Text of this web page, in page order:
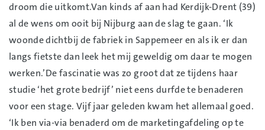
droom die uitkomt.Van kinds af aan had Kerdijk-Drent (39)
al de wens om ooit bij Nijburg aan de slag te gaan. ‘Ik
woonde dichtbij de fabriek in Sappemeer en als ik er dan
langs fietste dan leek het mij geweldig om daar te mogen
werken.’De fascinatie was zo groot dat ze tijdens haar
studie ‘het grote bedrijf’ niet eens durfde te benaderen
voor een stage. Vijf jaar geleden kwam het allemaal goed.
‘Ik ben via-via benaderd om de marketingafdeling op te